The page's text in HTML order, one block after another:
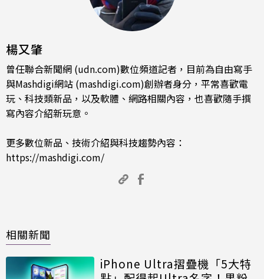
楊又肇
曾任聯合新聞網 (udn.com)數位頻道記者，目前為自由寫手
與Mashdigi網站 (mashdigi.com)創辦者身分，平常喜歡電
玩、科技類新品，以及軟體、網路相關內容，也喜歡隨手撰
寫內容介紹新玩意。
更多數位新品、技術介紹與科技趨勢內容：
https://mashdigi.com/
相關新聞
iPhone Ultra摺疊機「5大特